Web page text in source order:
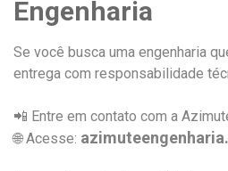
Engenharia
Se você busca uma engenharia
entrega com responsabilidade
📲 Entre em contato com a
🌐 Acesse: